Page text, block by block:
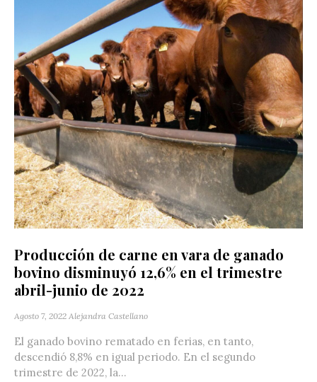
Producción de carne en vara de ganado
bovino disminuyó 12,6% en el trimestre
abril-junio de 2022
Agosto 7, 2022 Alejandra Castellano
El ganado bovino rematado en ferias, en tanto,
descendió 8,8% en igual periodo. En el segundo
trimestre de 2022, la...